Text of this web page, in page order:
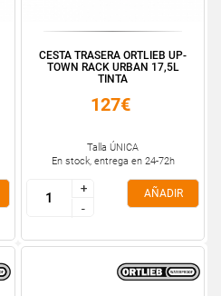
CESTA TRASERA ORTLIEB UP-
TOWN RACK URBAN 17,5L
TINTA
127€
Talla ÚNICA
En stock, entrega en 24-72h
+
-
+
-
AÑADIR